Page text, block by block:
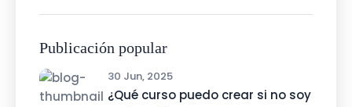
Publicación popular
30 Jun, 2025
¿Qué curso puedo crear si no soy